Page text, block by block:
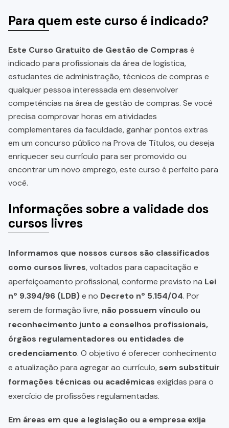
Para quem este curso é indicado?
Este Curso Gratuito de Gestão de Compras é
indicado para profissionais da área de logística,
estudantes de administração, técnicos de compras e
qualquer pessoa interessada em desenvolver
competências na área de gestão de compras. Se você
precisa comprovar horas em atividades
complementares da faculdade, ganhar pontos extras
em um concurso público na Prova de Títulos, ou deseja
enriquecer seu currículo para ser promovido ou
encontrar um novo emprego, este curso é perfeito para
você.
Informações sobre a validade dos
cursos livres
Informamos que nossos cursos são classificados
como cursos livres, voltados para capacitação e
aperfeiçoamento profissional, conforme previsto na Lei
nº 9.394/96 (LDB)e no Decreto nº 5.154/04. Por
serem de formação livre, não possuem vínculo ou
reconhecimento junto a conselhos profissionais,
órgãos regulamentadores ou entidades de
credenciamento. O objetivo é oferecer conhecimento
e atualização para agregar ao currículo, sem substituir
formações técnicas ou acadêmicas exigidas para o
exercício de profissões regulamentadas.
Em áreas em que a legislação ou a empresa exija